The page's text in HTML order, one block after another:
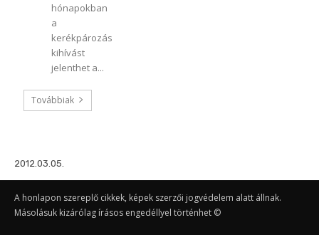
hónapokban
a
kerékpározás
kihívást
jelenthet a...
Továbbiak
2012.03.05.
A honlapon szereplő cikkek, képek szerzői jogvédelem alatt állnak.
Másolásuk kizárólag írásos engedéllyel történhet ©